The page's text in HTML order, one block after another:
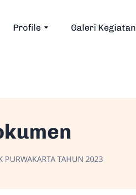
Profile Galeri Kegiatan
TAHUN 2023